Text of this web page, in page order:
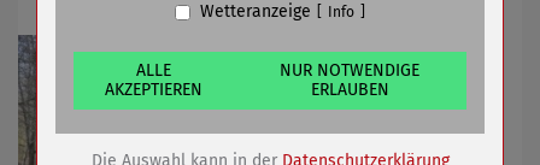
Cookiespeicherung Entscheidungscookie
Anbieter
Eigentümer dieser Website (Wenko-
Wenselaar GmbH & Co. KG)
Zweck
Speichert die Einstellungen der Besucher
bezüglich der Speicherung von Cookies.
Cookie Name
dywc
Wetteranzeige Info
ALLE
AKZEPTIEREN
NUR NOTWENDIGE
ERLAUBEN
Die Auswahl kann in der Datenschutzerklärung